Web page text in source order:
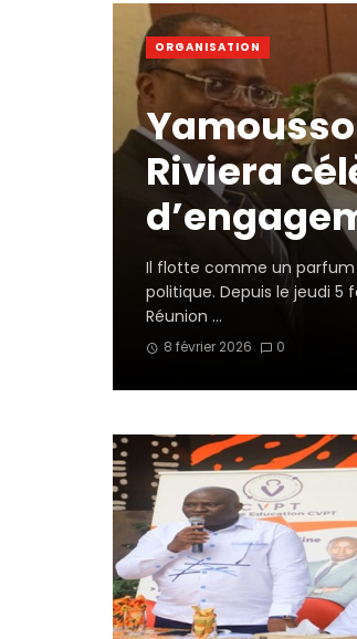
Riviera
Il flotte comme un parfum
politique. Depuis le jeudi 5
Réunion ...
8 février 2026 0
ORGANISATION